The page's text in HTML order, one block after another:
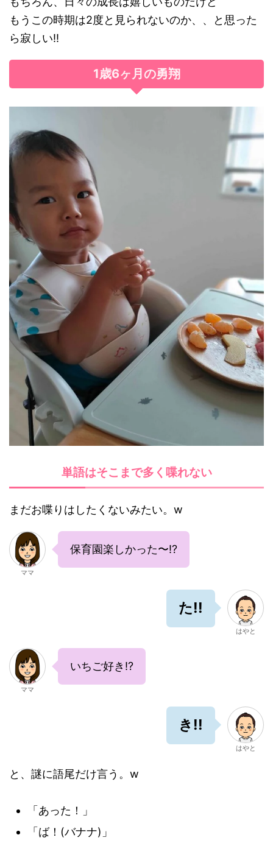
もうこの時期は2度と見られないのか、、と思った
ら寂しい!!
1歳6ヶ月の勇翔
単語はそこまで多く喋れない
まだお喋りはしたくないみたい。w
ママ
保育園楽しかった〜!?
た!!
はやと
ママ
いちご好き!?
き!!
はやと
と、謎に語尾だけ言う。w
「あった！」
「ば！(バナナ)」